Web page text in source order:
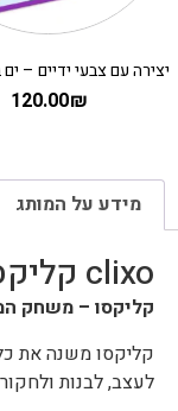
120.00₪
מידע על המותג
clixo קליקסו
קליקסו – משחק
קליקסו משנה את
לעצב, לבנות